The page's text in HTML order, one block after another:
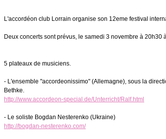
L'accordéon club Lorrain organise son 12eme festival
Deux concerts sont prévus, le samedi 3 novembre à
5 plateaux de musiciens.
- L'ensemble "accordeonissimo" (Allemagne), sous la
Bethke.
http://www.accordeon-special.de/Unterricht/Ralf.html
- Le soliste Bogdan Nesterenko (Ukraine)
http://bogdan-nesterenko.com/